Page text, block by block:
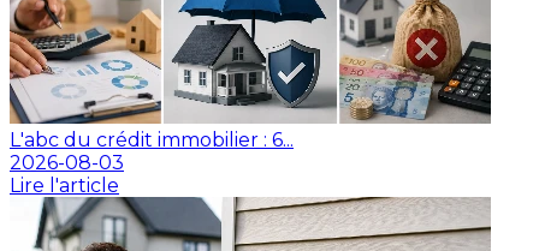
L'abc du crédit immobilier : 6...
2026-08-03
Lire l'article